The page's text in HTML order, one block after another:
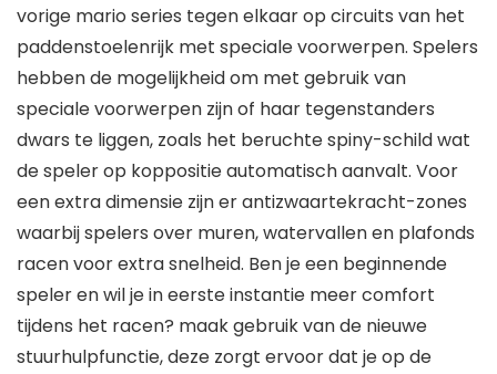
vorige mario series tegen elkaar op circuits van het
paddenstoelenrijk met speciale voorwerpen. Spelers
hebben de mogelijkheid om met gebruik van
speciale voorwerpen zijn of haar tegenstanders
dwars te liggen, zoals het beruchte spiny-schild wat
de speler op koppositie automatisch aanvalt. Voor
een extra dimensie zijn er antizwaartekracht-zones
waarbij spelers over muren, watervallen en plafonds
racen voor extra snelheid. Ben je een beginnende
speler en wil je in eerste instantie meer comfort
tijdens het racen? maak gebruik van de nieuwe
stuurhulpfunctie, deze zorgt ervoor dat je op de